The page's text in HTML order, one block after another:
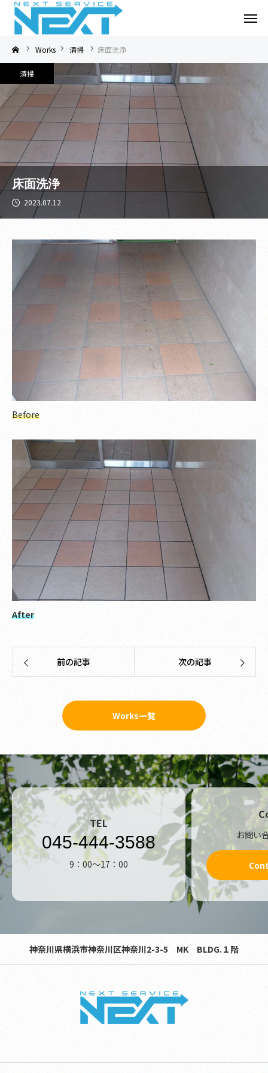
Works 清掃 床面洗浄
床面洗浄
2023.07.12
清掃
Before
After
前の記事 次の記事
Works一覧
TEL
045-444-3588
9：00～17：00
お問い
神奈川県横浜市神奈川区神奈川2-3-5 MK BLDG.１階